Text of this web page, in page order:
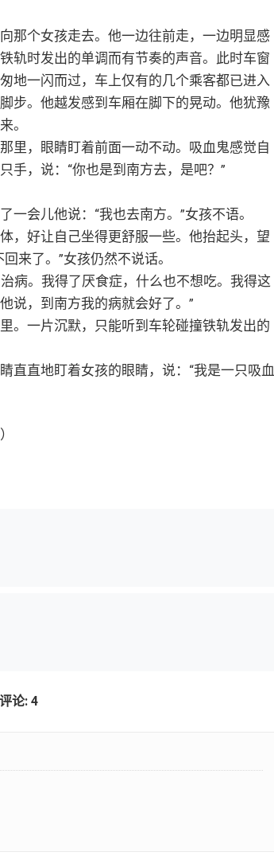
个女孩走去。他一边往前走，一边明显感
轨时发出的单调而有节奏的声音。此时车窗
地一闪而过，车上仅有的几个乘客都已进入
步。他越发感到车厢在脚下的晃动。他犹豫
。
，眼睛盯着前面一动不动。吸血鬼感觉自
手，说：“你也是到南方去，是吧？”
会儿他说：“我也去南方。”女孩不语。
好让自己坐得更舒服一些。他抬起头，望
来了。”女孩仍然不说话。
。我得了厌食症，什么也不想吃。我得这
说，到南方我的病就会好了。”
一片沉默，只能听到车轮碰撞铁轨发出的
直地盯着女孩的眼睛，说：“我是一只吸血
评论: 4